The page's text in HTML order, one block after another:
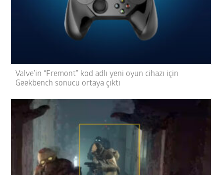
Valve’in “Fremont” kod adlı yeni oyun cihazı için
Geekbench sonucu ortaya çıktı